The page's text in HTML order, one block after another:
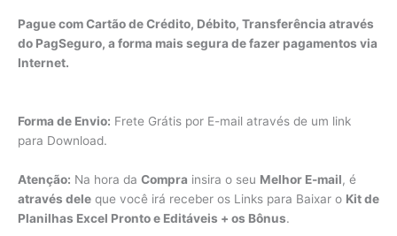
Pague com Cartão de Crédito, Débito, Transferência através
do PagSeguro, a forma mais segura de fazer pagamentos via
Internet.
Forma de Envio: Frete Grátis por E-mail através de um link
para Download.
Atenção: Na hora da Compra insira o seu Melhor E-mail, é
através dele que você irá receber os Links para Baixar o Kit de
Planilhas Excel Pronto e Editáveis + os Bônus.